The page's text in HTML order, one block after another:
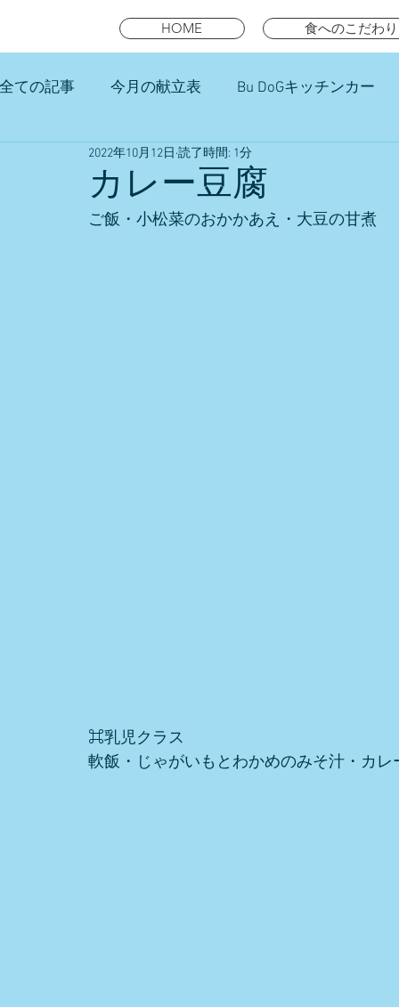
HOME 食へのこだわり
全ての記事 今月の献立表 Bu DoGキッチンカー
未就園児スマイルキッズランチ
カレー豆腐
2022年10月12日 読了時間: 1分
ご飯・小松菜のおかかあえ・大豆の甘煮
⌘乳児クラス
軟飯・じゃがいもとわかめのみそ汁・カレ